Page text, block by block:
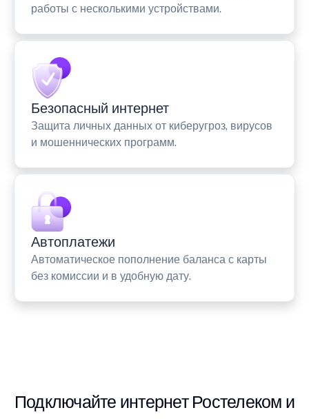
работы с несколькими устройствами.
Безопасный интернет
Защита личных данных от киберугроз, вирусов
и мошеннических программ.
Автоплатежи
Автоматическое пополнение баланса с карты
без комиссии и в удобную дату.
Подключайте интернет Ростелеком и